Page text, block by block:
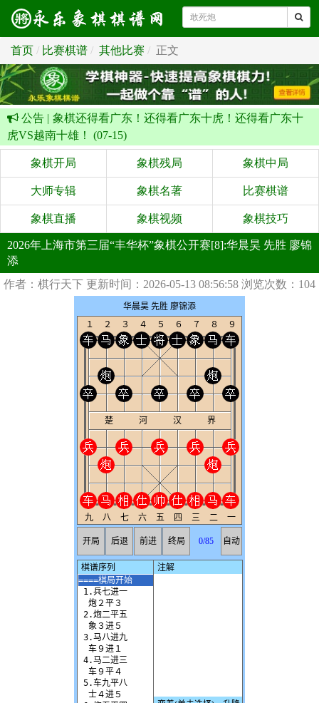
首页 比赛棋谱 其他比赛 正文
公告 | 象棋还得看广东！还得看广东十虎！还得看广东十
虎VS越南十雄！ (07-15)
象棋开局 象棋残局 象棋中局
大师专辑 象棋名著 比赛棋谱
象棋直播 象棋视频 象棋技巧
2026年上海市第三届“丰华杯”象棋公开赛[8]:华晨昊 先胜 廖锦
添
作者：棋行天下 更新时间：2026-05-13 08:56:58 浏览次数：104